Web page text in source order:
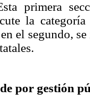
primera
la
el segundo,
por gestión